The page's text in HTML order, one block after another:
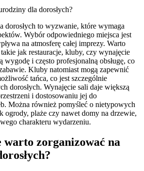
dorosłych to wyzwanie, które wymaga
Wybór odpowiedniego miejsca jest
na atmosferę całej imprezy. Warto
jak restauracje, kluby, czy wynajęcie
wygodę i często profesjonalną obsługę, co
Kluby natomiast mogą zapewnić
tańca, co jest szczególnie
dorosłych. Wynajęcie sali daje większą
i dostosowaniu jej do
Można również pomyśleć o nietypowych
ogrody, plaże czy nawet domy na drzewie,
charakteru wydarzeniu.
zorganizować na